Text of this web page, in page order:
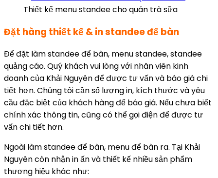
Thiết kế menu standee cho quán trà sữa
Đặt hàng thiết kế & in standee để bàn
Để đặt làm standee để bàn, menu standee, standee
quảng cáo. Quý khách vui lòng với nhân viên kinh
doanh của Khải Nguyên để được tư vấn và báo giá chi
tiết hơn. Chúng tôi cần số lượng in, kích thước và yêu
cầu đặc biệt của khách hàng để báo giá. Nếu chưa biết
chính xác thông tin, cũng có thể gọi điện để được tư
vấn chi tiết hơn.
Ngoài làm standee để bàn, menu để bàn ra. Tại Khải
Nguyên còn nhận in ấn và thiết kế nhiều sản phẩm
thương hiệu khác như: